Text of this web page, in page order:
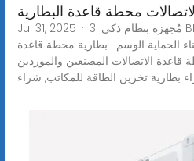
محطة قاعدة البطارية
Jul 31, 2025 · 3. مُجهزة بنظام ذكي BMS احترافي ، لن تقوم بقطع
الحماية الوسم : بطارية محطة قاعدة
قاعدة الاتصالات المصنعين والموردين
بطارية تخزين الطاقة للمكاتب, شراء